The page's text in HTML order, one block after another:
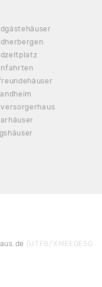
(UTF8/XMEEQE5G